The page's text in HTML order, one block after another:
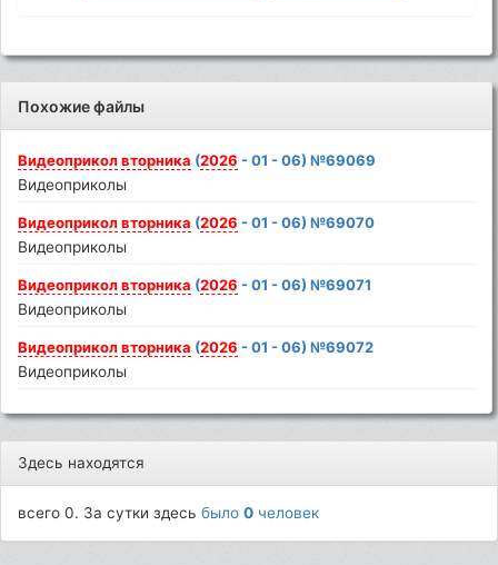
Похожие файлы
Видеоприкол вторника (2026 - 01 - 06) №69069
Видеоприколы
Видеоприкол вторника (2026 - 01 - 06) №69070
Видеоприколы
Видеоприкол вторника (2026 - 01 - 06) №69071
Видеоприколы
Видеоприкол вторника (2026 - 01 - 06) №69072
Видеоприколы
Здесь находятся
всего 0. За сутки здесьбыло0 человек